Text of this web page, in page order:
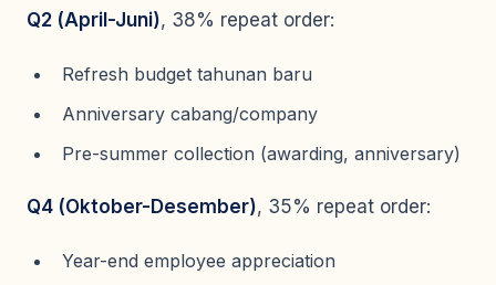
Q2 (April-Juni), 38% repeat order:
Refresh budget tahunan baru
Anniversary cabang/company
Pre-summer collection (awarding, anniversary)
Q4 (Oktober-Desember), 35% repeat order:
Year-end employee appreciation